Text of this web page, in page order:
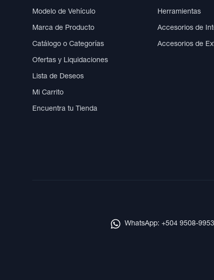
Modelo de Vehículo
Marca de Producto
Catálogo o Categorías
Ofertas y Liquidaciones
Lista de Deseos
Mi Carrito
Encuentra tu Tienda
Herramientas
Accesorios de
Accesorios de
WhatsApp: +504 9508-9953